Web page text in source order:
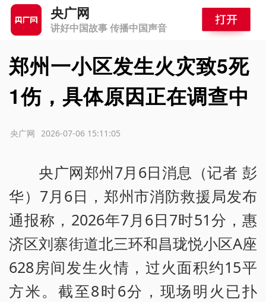
央广网
讲好中国故事 传播中国声音
郑州一小区发生火灾致5死
1伤，具体原因正在调查中
2026-07-06 15:11:05
央广网
央广网郑州7月6日消息（记者 彭
华）7月6日，郑州市消防救援局发布
通报称，2026年7月6日7时51分，惠
济区刘寨街道北三环和昌珑悦小区A座
628房间发生火情，过火面积约15平
方米。截至8时6分，现场明火已扑